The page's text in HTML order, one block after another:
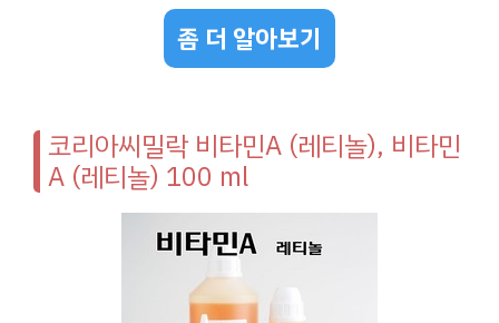
좀 더 알아보기
코리아씨밀락 비타민A (레티놀), 비타민
A (레티놀) 100 ml